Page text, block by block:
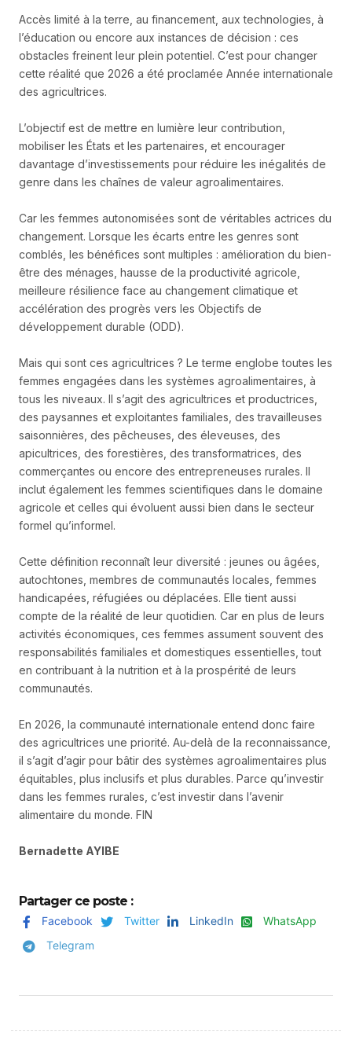
Accès limité à la terre, au financement, aux technologies, à
l’éducation ou encore aux instances de décision : ces
obstacles freinent leur plein potentiel. C’est pour changer
cette réalité que 2026 a été proclamée Année internationale
des agricultrices.
L’objectif est de mettre en lumière leur contribution,
mobiliser les États et les partenaires, et encourager
davantage d’investissements pour réduire les inégalités de
genre dans les chaînes de valeur agroalimentaires.
Car les femmes autonomisées sont de véritables actrices du
changement. Lorsque les écarts entre les genres sont
comblés, les bénéfices sont multiples : amélioration du bien-
être des ménages, hausse de la productivité agricole,
meilleure résilience face au changement climatique et
accélération des progrès vers les Objectifs de
développement durable (ODD).
Mais qui sont ces agricultrices ? Le terme englobe toutes les
femmes engagées dans les systèmes agroalimentaires, à
tous les niveaux. Il s’agit des agricultrices et productrices,
des paysannes et exploitantes familiales, des travailleuses
saisonnières, des pêcheuses, des éleveuses, des
apicultrices, des forestières, des transformatrices, des
commerçantes ou encore des entrepreneuses rurales. Il
inclut également les femmes scientifiques dans le domaine
agricole et celles qui évoluent aussi bien dans le secteur
formel qu’informel.
Cette définition reconnaît leur diversité : jeunes ou âgées,
autochtones, membres de communautés locales, femmes
handicapées, réfugiées ou déplacées. Elle tient aussi
compte de la réalité de leur quotidien. Car en plus de leurs
activités économiques, ces femmes assument souvent des
responsabilités familiales et domestiques essentielles, tout
en contribuant à la nutrition et à la prospérité de leurs
communautés.
En 2026, la communauté internationale entend donc faire
des agricultrices une priorité. Au-delà de la reconnaissance,
il s’agit d’agir pour bâtir des systèmes agroalimentaires plus
équitables, plus inclusifs et plus durables. Parce qu’investir
dans les femmes rurales, c’est investir dans l’avenir
alimentaire du monde. FIN
Bernadette AYIBE
Partager ce poste :
Facebook Twitter LinkedIn
WhatsApp
Telegram